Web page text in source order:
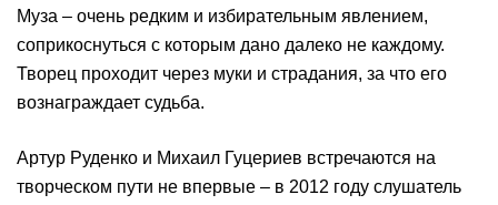
Муза – очень редким и избирательным явлением,
соприкоснуться с которым дано далеко не каждому.
Творец проходит через муки и страдания, за что его
вознаграждает судьба.
Артур Руденко и Михаил Гуцериев встречаются на
творческом пути не впервые – в 2012 году слушатель